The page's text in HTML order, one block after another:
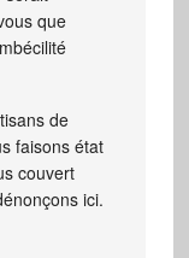
que
de
faisons état
couvert
ici.